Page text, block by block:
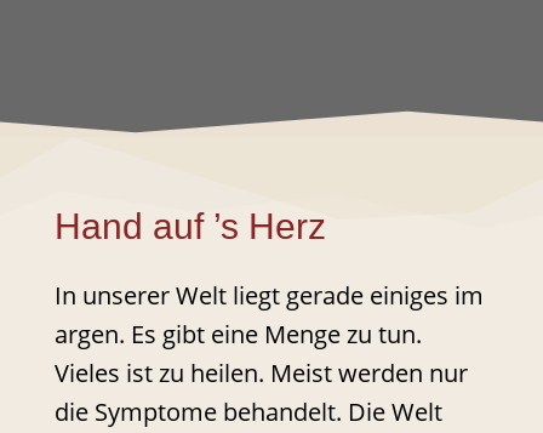
Hand auf ’s Herz
In unserer Welt liegt gerade einiges im
argen. Es gibt eine Menge zu tun.
Vieles ist zu heilen. Meist werden nur
die Symptome behandelt. Die Welt